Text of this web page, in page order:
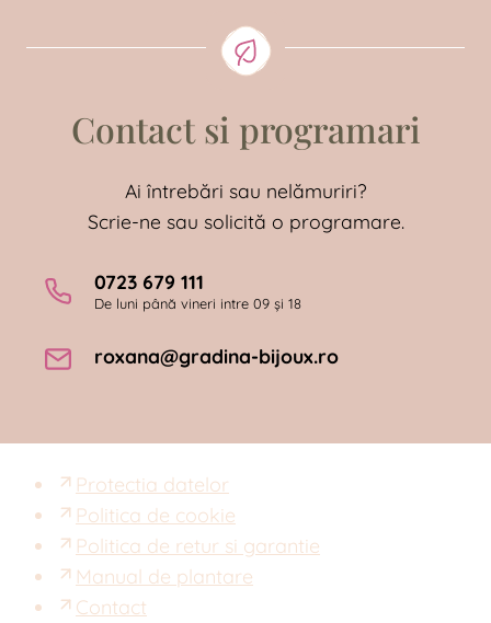
Contact si programari
Ai întrebări sau nelămuriri?
Scrie-ne sau solicită o programare.
0723 679 111
De luni până vineri intre 09 și 18
roxana@gradina-bijoux.ro
Protectia datelor
Politica de cookie
Politica de retur si garantie
Manual de plantare
Contact